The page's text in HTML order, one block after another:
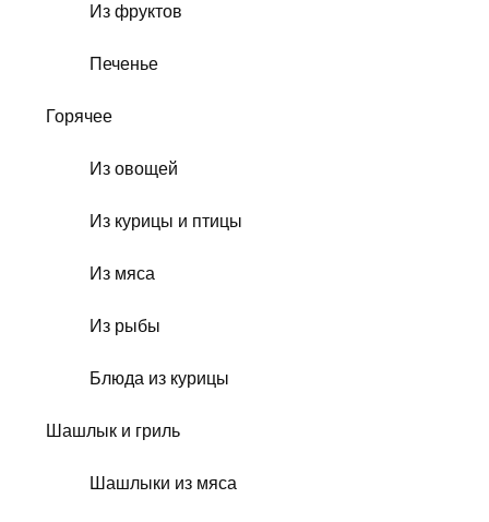
Из фруктов
Печенье
Горячее
Из овощей
Из курицы и птицы
Из мяса
Из рыбы
Блюда из курицы
Шашлык и гриль
Шашлыки из мяса